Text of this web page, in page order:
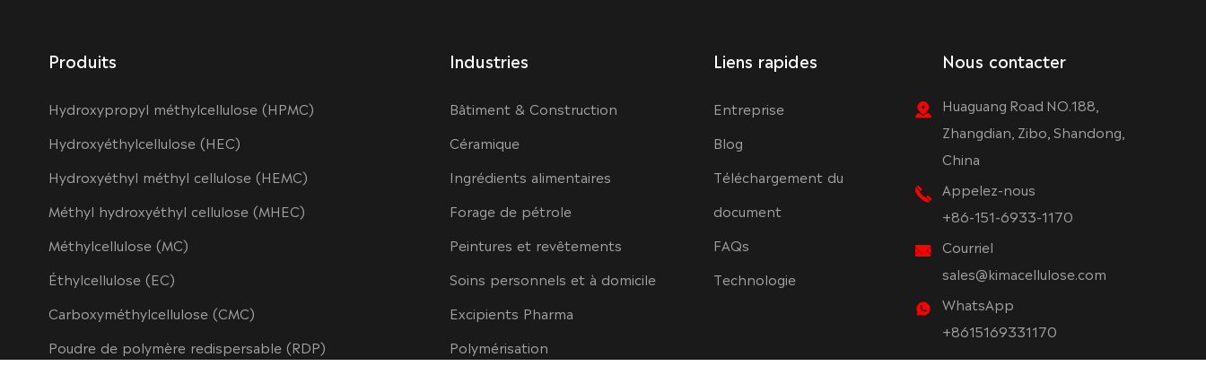
Produits
Hydroxypropyl méthylcellulose (HPMC)
Hydroxyéthylcellulose (HEC)
Hydroxyéthyl méthyl cellulose (HEMC)
Méthyl hydroxyéthyl cellulose (MHEC)
Méthylcellulose (MC)
Éthylcellulose (EC)
Carboxyméthylcellulose (CMC)
Poudre de polymère redispersable (RDP)
Industries
Bâtiment & Construction
Céramique
Ingrédients alimentaires
Forage de pétrole
Peintures et revêtements
Soins personnels et à domicile
Excipients Pharma
Polymérisation
Liens rapides
Entreprise
Blog
Téléchargement du
document
FAQs
Technologie
Nous contacter
Huaguang Road NO.188,
Zhangdian, Zibo, Shandong,
China
Appelez-nous
+86-151-6933-1170
Courriel
sales@kimacellulose.com
WhatsApp
+8615169331170